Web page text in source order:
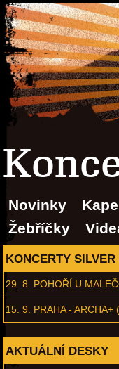
Novinky
Žebříčky
KONCERTY
29. 8. POHOŘÍ U
15. 9. PRAHA - ARCHA+
AKTUÁLNÍ DESKY